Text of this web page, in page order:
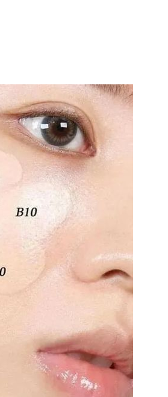
trên.
sử dụng
TẢi APP CHIAKI
MÃ NGAY
Dành Riêng Cho Bạn
XXXX
MÃ NGAY